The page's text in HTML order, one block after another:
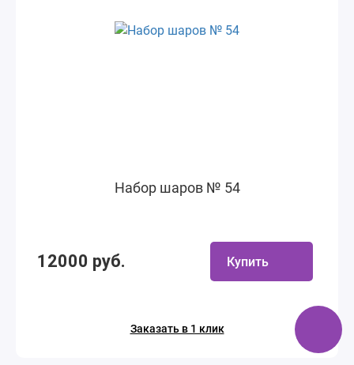
Набор шаров № 54
12000 руб. Купить
Заказать в 1 клик